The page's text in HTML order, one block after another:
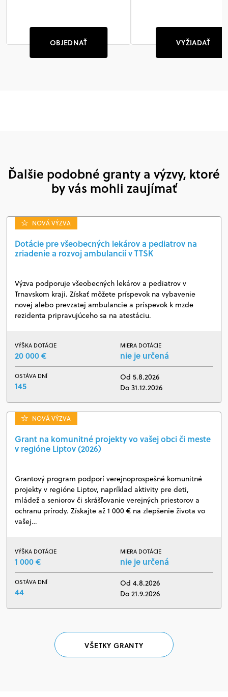
OBJEDNAŤ VYŽIADAŤ
Ďalšie podobné granty a výzvy, ktoré
by vás mohli zaujímať
NOVÁ VÝZVA
Dotácie pre všeobecných lekárov a pediatrov na
zriadenie a rozvoj ambulancií v TTSK
Výzva podporuje všeobecných lekárov a pediatrov v
Trnavskom kraji. Získať môžete príspevok na vybavenie
novej alebo prevzatej ambulancie a príspevok k mzde
rezidenta pripravujúceho sa na atestáciu.
VÝŠKA DOTÁCIE
20 000 €
MIERA DOTÁCIE
nie je určená
OSTÁVA DNÍ
145
Od 5.8.2026
Do 31.12.2026
NOVÁ VÝZVA
Grant na komunitné projekty vo vašej obci či meste
v regióne Liptov (2026)
Grantový program podporí verejnoprospešné komunitné
projekty v regióne Liptov, napríklad aktivity pre deti,
mládež a seniorov či skrášľovanie verejných priestorov a
ochranu prírody. Získajte až 1 000 € na zlepšenie života vo
vašej…
VÝŠKA DOTÁCIE
1 000 €
MIERA DOTÁCIE
nie je určená
OSTÁVA DNÍ
44
Od 4.8.2026
Do 21.9.2026
VŠETKY GRANTY